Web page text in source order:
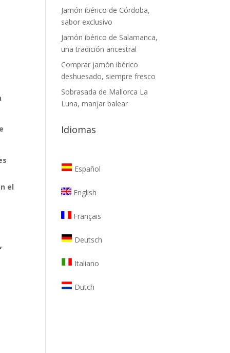
el
Jamón ibérico de Córdoba,
sabor exclusivo
Jamón ibérico de Salamanca,
una tradición ancestral
Comprar jamón ibérico
deshuesado, siempre fresco
Sobrasada de Mallorca La
Luna, manjar balear
Idiomas
Español
English
Français
Deutsch
Italiano
Dutch